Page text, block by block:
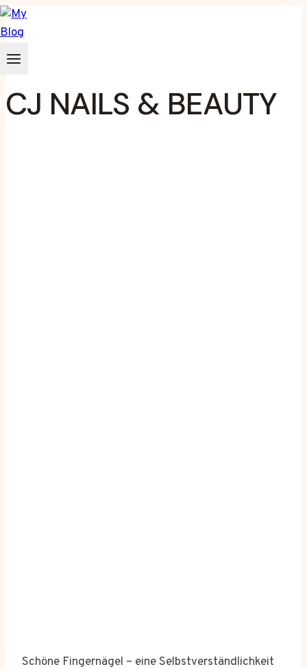
Zum
Inhalt
springen
CJ NAILS & BEAUTY
Schöne Fingernägel – eine Selbstverständlichkeit